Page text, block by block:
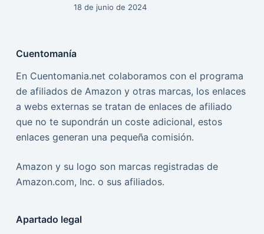
18 de junio de 2024
Cuentomanía
En Cuentomania.net colaboramos con el programa
de afiliados de Amazon y otras marcas, los enlaces
a webs externas se tratan de enlaces de afiliado
que no te supondrán un coste adicional, estos
enlaces generan una pequeña comisión.
Amazon y su logo son marcas registradas de
Amazon.com, Inc. o sus afiliados.
Apartado legal